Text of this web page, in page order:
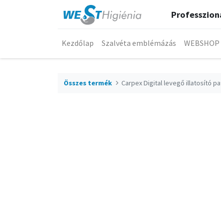
Kezdőlap Szalvéta emblémázás WEBSHOP
Összes termék Carpex Digital levegő illatosító